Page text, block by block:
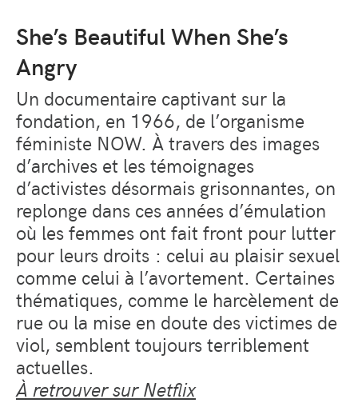
She’s Beautiful When She’s
Angry
Un documentaire captivant sur la
fondation, en 1966, de l’organisme
féministe NOW. À travers des images
d’archives et les témoignages
d’activistes désormais grisonnantes, on
replonge dans ces années d’émulation
où les femmes ont fait front pour lutter
pour leurs droits : celui au plaisir sexuel
comme celui à l’avortement. Certaines
thématiques, comme le harcèlement de
rue ou la mise en doute des victimes de
viol, semblent toujours terriblement
actuelles.
À retrouver sur Netflix